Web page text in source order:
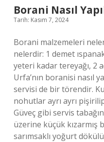
Borani Nasıl
Tarih: Kasım 7, 2024
Borani malzemeleri
nelerdir: 1 demet
yeteri kadar tereyağı, 2
Urfa’nın boranisi nasıl
servisi de bir törendir.
nohutlar ayrı ayrı
Güveç gibi servis
üzerine küçük
sarımsaklı yoğurt